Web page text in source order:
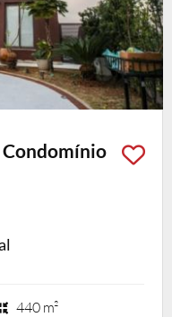
Condomínio
440 m²